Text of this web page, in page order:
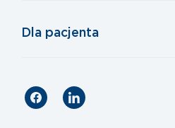
Dla pacjenta